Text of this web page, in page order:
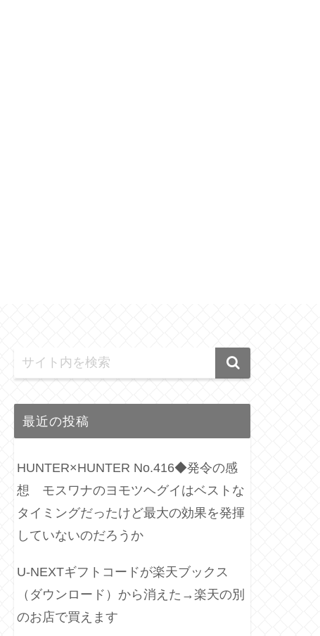
最近の投稿
HUNTER×HUNTER No.416◆発令の感
想 モスワナのヨモツヘグイはベストな
タイミングだったけど最大の効果を発揮
していないのだろうか
U-NEXTギフトコードが楽天ブックス
（ダウンロード）から消えた→楽天の別
のお店で買えます